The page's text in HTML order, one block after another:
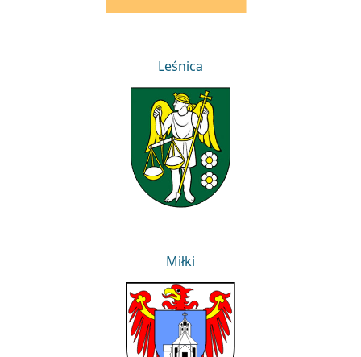
Leśnica
Leśnica
Miłki
Miłki